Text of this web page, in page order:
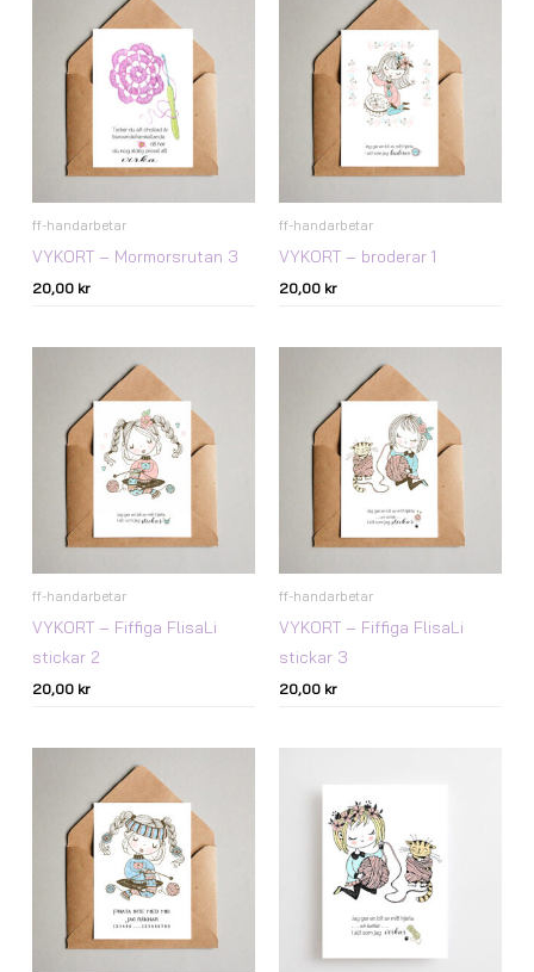
ff-handarbetar
VYKORT – Mormorsrutan 3
20,00 kr
ff-handarbetar
VYKORT – broderar 1
20,00 kr
ff-handarbetar
VYKORT – Fiffiga FlisaLi
stickar 2
20,00 kr
ff-handarbetar
VYKORT – Fiffiga FlisaLi
stickar 3
20,00 kr